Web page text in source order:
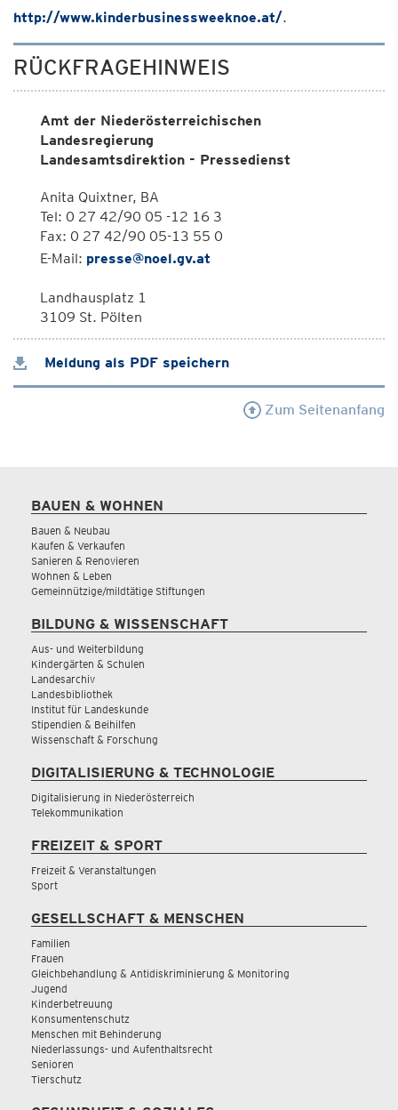
http://www.kinderbusinessweeknoe.at/.
RÜCKFRAGEHINWEIS
Amt der Niederösterreichischen
Landesregierung
Landesamtsdirektion - Pressedienst
Anita Quixtner, BA
Tel: 0 27 42/90 05 -12 16 3
Fax: 0 27 42/90 05-13 55 0
E-Mail: presse@noel.gv.at
Landhausplatz 1
3109 St. Pölten
Meldung als PDF speichern
Zum Seitenanfang
BAUEN & WOHNEN
Bauen & Neubau
Kaufen & Verkaufen
Sanieren & Renovieren
Wohnen & Leben
Gemeinnützige/mildtätige Stiftungen
BILDUNG & WISSENSCHAFT
Aus- und Weiterbildung
Kindergärten & Schulen
Landesarchiv
Landesbibliothek
Institut für Landeskunde
Stipendien & Beihilfen
Wissenschaft & Forschung
DIGITALISIERUNG & TECHNOLOGIE
Digitalisierung in Niederösterreich
Telekommunikation
FREIZEIT & SPORT
Freizeit & Veranstaltungen
Sport
GESELLSCHAFT & MENSCHEN
Familien
Frauen
Gleichbehandlung & Antidiskriminierung & Monitoring
Jugend
Kinderbetreuung
Konsumentenschutz
Menschen mit Behinderung
Niederlassungs- und Aufenthaltsrecht
Senioren
Tierschutz